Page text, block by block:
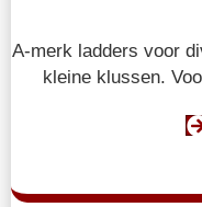
A-merk ladders voor
kleine klussen.